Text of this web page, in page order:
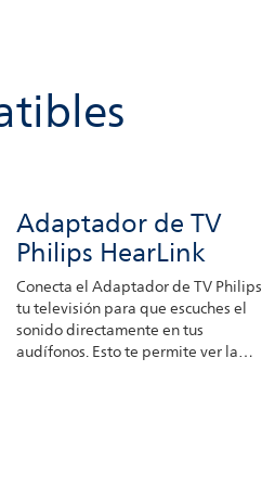
Adaptador de TV
Philips HearLink
Conecta el Adaptador de TV Philips a
tu televisión para que escuches el
sonido directamente en tus
audífonos. Esto te permite ver la